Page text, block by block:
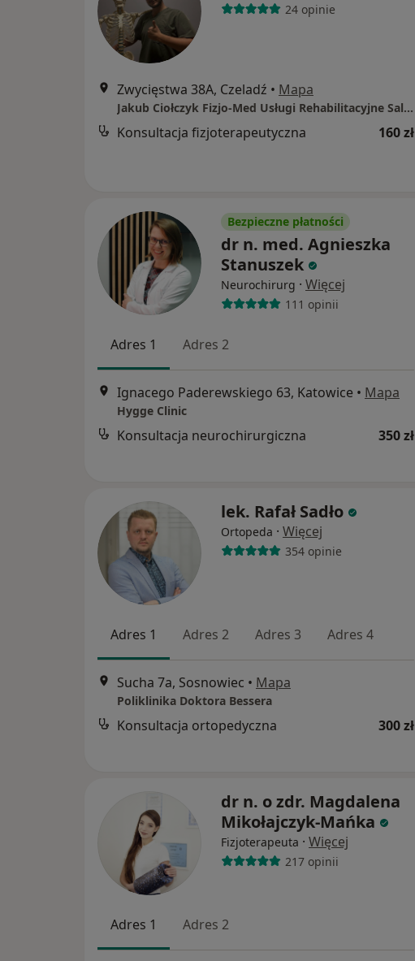
24 opinie
Zwycięstwa 38A, Czeladź • Mapa
Jakub Ciołczyk Fizjo-Med Usługi Rehabilitacyjne Salon Medyczny
Konsultacja fizjoterapeutyczna 160 zł
Bezpieczne płatności
dr n. med. Agnieszka
Stanuszek
Neurochirurg · Więcej
111 opinii
Adres 1 Adres 2
Ignacego Paderewskiego 63, Katowice • Mapa
Hygge Clinic
Konsultacja neurochirurgiczna 350 zł
lek. Rafał Sadło
Ortopeda · Więcej
354 opinie
Adres 1 Adres 2 Adres 3 Adres 4
Sucha 7a, Sosnowiec • Mapa
Poliklinika Doktora Bessera
Konsultacja ortopedyczna 300 zł
dr n. o zdr. Magdalena
Mikołajczyk-Mańka
Fizjoterapeuta · Więcej
217 opinii
Adres 1 Adres 2